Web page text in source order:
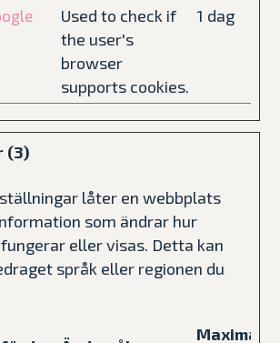
Used to check if
the user's
browser
supports cookies.
1 dag
(3)
låter en webbplats
som ändrar hur
eller visas. Detta kan
språk eller regionen du
Maximal